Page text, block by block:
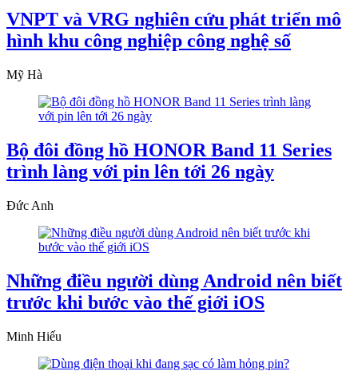
VNPT và VRG nghiên cứu phát triển mô
hình khu công nghiệp công nghệ số
Mỹ Hà
Bộ đôi đồng hồ HONOR Band 11 Series
trình làng với pin lên tới 26 ngày
Đức Anh
Những điều người dùng Android nên biết
trước khi bước vào thế giới iOS
Minh Hiếu